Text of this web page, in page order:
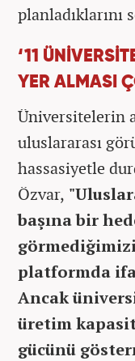
planladıklarını
‘11
YER ALMASI
Üniversitelerin
uluslararası
hassasiyetle
Özvar,
başına bir
platformda
Ancak
üretim
gücünü